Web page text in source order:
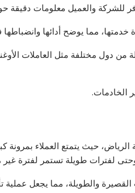
للشركة والعميل معلومات دقيقة
مما يوضح أدائها
من دول مختلفة مثل العاملات
الخادمات.
حيث يتمتع العملاء بمرونة
وحتى لفترات طويلة تستمر لفترة
والطويلة، مما يجعل عملية